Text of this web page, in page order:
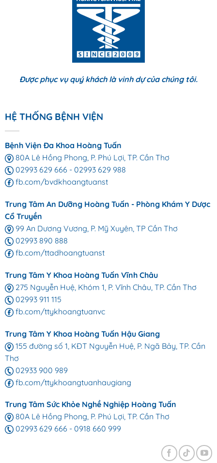
Được phục vụ quý khách là vinh dự của chúng tôi.
HỆ THỐNG BỆNH VIỆN
Bệnh Viện Đa Khoa Hoàng Tuấn
80A Lê Hồng Phong, P. Phú Lợi, TP. Cần Thơ
02993 629 666 - 02993 629 988
fb.com/bvdkhoangtuanst
Trung Tâm An Dưỡng Hoàng Tuấn - Phòng Khám Y Dược
Cổ Truyền
99 An Dương Vương, P. Mỹ Xuyên, TP Cần Thơ
02993 890 888
fb.com/ttadhoangtuanst
Trung Tâm Y Khoa Hoàng Tuấn Vĩnh Châu
275 Nguyễn Huệ, Khóm 1, P. Vĩnh Châu, TP. Cần Thơ
02993 911 115
fb.com/ttykhoangtuanvc
Trung Tâm Y Khoa Hoàng Tuấn Hậu Giang
155 đường số 1, KĐT Nguyễn Huệ, P. Ngã Bảy, TP. Cần
Thơ
02933 900 989
fb.com/ttykhoangtuanhaugiang
Trung Tâm Sức Khỏe Nghề Nghiệp Hoàng Tuấn
80A Lê Hồng Phong, P. Phú Lợi, TP. Cần Thơ
02993 629 666 - 0918 660 999